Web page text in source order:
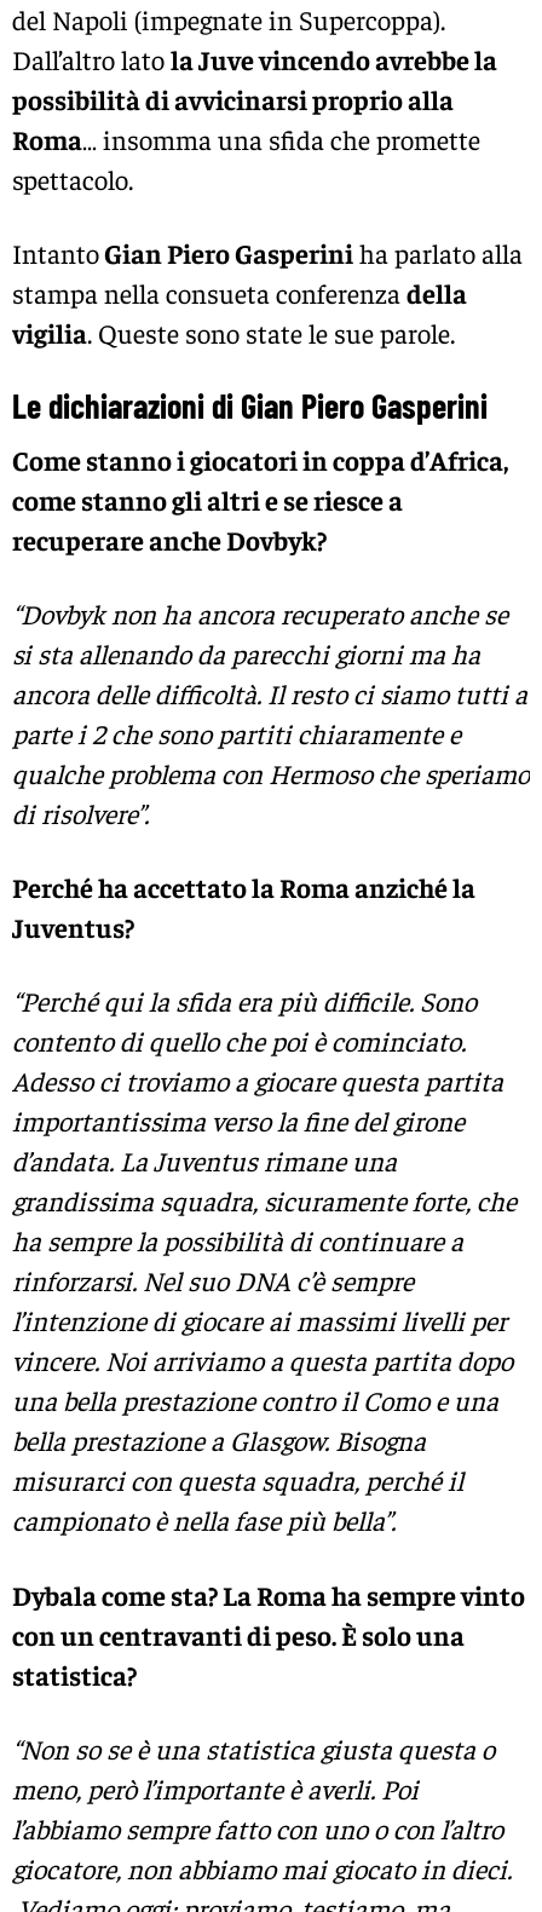
del Napoli (impegnate in Supercoppa).
Dall’altro latola Juve vincendo avrebbe la
possibilità di avvicinarsi proprio alla
Roma… insomma una sfida che promette
spettacolo.
IntantoGian Piero Gasperiniha parlato alla
stampa nella consueta conferenza della
vigilia. Queste sono state le sue parole.
Le dichiarazioni di Gian Piero Gasperini
Come stanno i giocatori in coppa d’Africa,
come stanno gli altri e se riesce a
recuperare anche Dovbyk?
“Dovbyk non ha ancora recuperato anche se
si sta allenando da parecchi giorni ma ha
ancora delle difficoltà. Il resto ci siamo tutti a
parte i 2 che sono partiti chiaramente e
qualche problema con Hermoso che speriamo
di risolvere”.
Perché ha accettato la Roma anziché la
Juventus?
“Perché qui la sfida era più difficile. Sono
contento di quello che poi è cominciato.
Adesso ci troviamo a giocare questa partita
importantissima verso la fine del girone
d’andata. La Juventus rimane una
grandissima squadra, sicuramente forte, che
ha sempre la possibilità di continuare a
rinforzarsi. Nel suo DNA c’è sempre
l’intenzione di giocare ai massimi livelli per
vincere. Noi arriviamo a questa partita dopo
una bella prestazione contro il Como e una
bella prestazione a Glasgow. Bisogna
misurarci con questa squadra, perché il
campionato è nella fase più bella”.
Dybala come sta? La Roma ha sempre vinto
con un centravanti di peso. È solo una
statistica?
“Non so se è una statistica giusta questa o
meno, però l’importante è averli. Poi
l’abbiamo sempre fatto con uno o con l’altro
giocatore, non abbiamo mai giocato in dieci.